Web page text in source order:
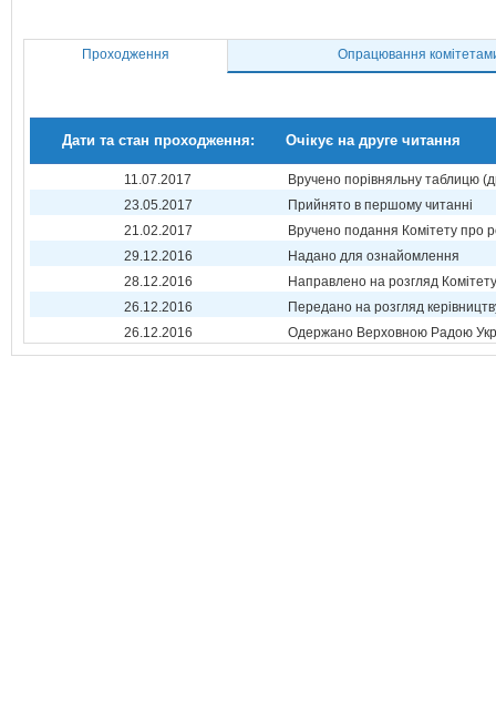
Проходження Опрацювання
Дати та стан проходження: Очікує на друге читання
11.07.2017
Вручено порівняльну таблицю
23.05.2017
Прийнято в першому читанні
21.02.2017
Вручено подання Комітету про
29.12.2016
Надано для ознайомлення
28.12.2016
Направлено на розгляд Комітету
26.12.2016
Передано на розгляд
26.12.2016
Одержано Верховною Радою